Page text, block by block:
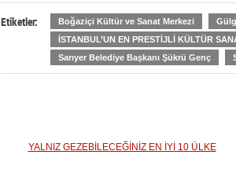
Etiketler: Boğaziçi Kültür ve Sanat Merkezi
İSTANBUL’UN EN PRESTİJLİ KÜLTÜR
Sarıyer Belediye Başkanı Şükrü Genç
YALNIZ GEZEBİLECEĞİNİZ EN İYİ 10 ÜLKE